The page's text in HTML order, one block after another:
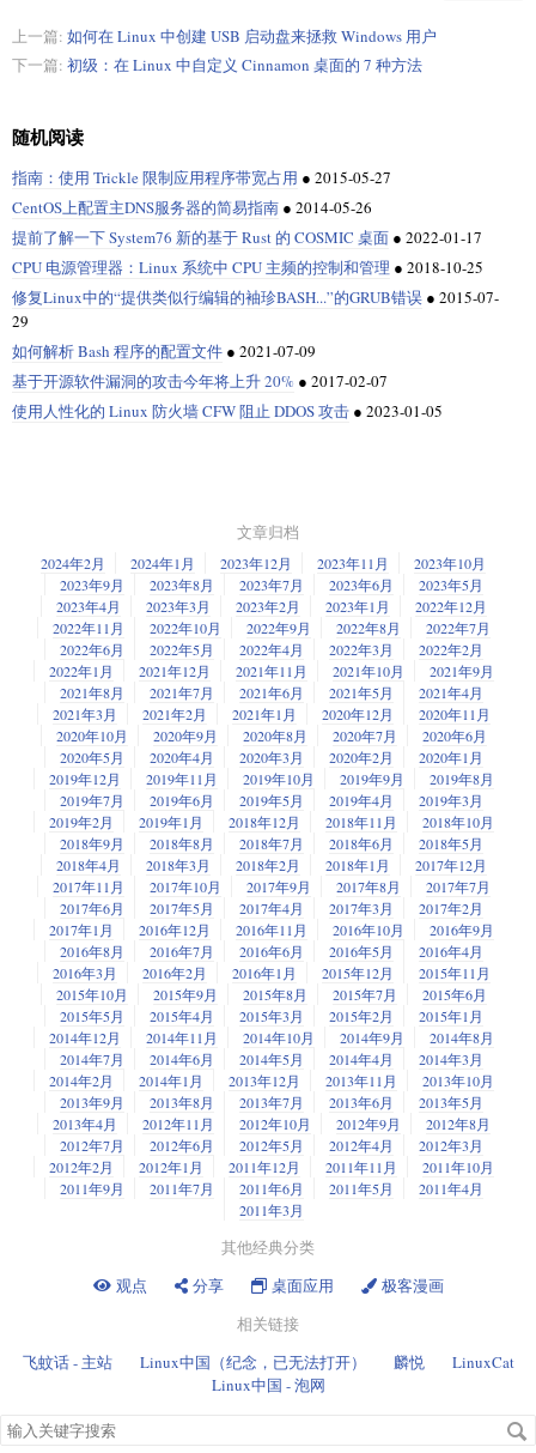
上一篇: 如何在 Linux 中创建 USB 启动盘来拯救 Windows 用户
下一篇: 初级：在 Linux 中自定义 Cinnamon 桌面的 7 种方法
随机阅读
指南：使用 Trickle 限制应用程序带宽占用 ● 2015-05-27
CentOS上配置主DNS服务器的简易指南 ● 2014-05-26
提前了解一下 System76 新的基于 Rust 的 COSMIC 桌面 ● 2022-01-17
CPU 电源管理器：Linux 系统中 CPU 主频的控制和管理 ● 2018-10-25
修复Linux中的“提供类似行编辑的袖珍BASH...”的GRUB错误 ● 2015-07-
29
如何解析 Bash 程序的配置文件 ● 2021-07-09
基于开源软件漏洞的攻击今年将上升 20% ● 2017-02-07
使用人性化的 Linux 防火墙 CFW 阻止 DDOS 攻击 ● 2023-01-05
文章归档
2024年2月 2024年1月 2023年12月 2023年11月
2023年10月
2023年9月
2023年8月 2023年7月 2023年6月
2023年5月
2023年4月
2023年3月 2023年2月 2023年1月
2022年12月
2022年11月
2022年10月 2022年9月 2022年8月
2022年7月
2022年6月
2022年5月 2022年4月 2022年3月
2022年2月
2022年1月
2021年12月 2021年11月 2021年10月
2021年9月
2021年8月
2021年7月 2021年6月 2021年5月
2021年4月
2021年3月
2021年2月 2021年1月 2020年12月
2020年11月
2020年10月
2020年9月 2020年8月 2020年7月
2020年6月
2020年5月
2020年4月 2020年3月 2020年2月
2020年1月
2019年12月
2019年11月 2019年10月 2019年9月
2019年8月
2019年7月
2019年6月 2019年5月 2019年4月
2019年3月
2019年2月
2019年1月 2018年12月 2018年11月
2018年10月
2018年9月
2018年8月 2018年7月 2018年6月
2018年5月
2018年4月
2018年3月 2018年2月 2018年1月
2017年12月
2017年11月
2017年10月 2017年9月 2017年8月
2017年7月
2017年6月
2017年5月 2017年4月 2017年3月
2017年2月
2017年1月
2016年12月 2016年11月 2016年10月
2016年9月
2016年8月
2016年7月 2016年6月 2016年5月
2016年4月
2016年3月
2016年2月 2016年1月 2015年12月
2015年11月
2015年10月
2015年9月 2015年8月 2015年7月
2015年6月
2015年5月
2015年4月 2015年3月 2015年2月
2015年1月
2014年12月
2014年11月 2014年10月 2014年9月
2014年8月
2014年7月
2014年6月 2014年5月 2014年4月
2014年3月
2014年2月
2014年1月 2013年12月 2013年11月
2013年10月
2013年9月
2013年8月 2013年7月 2013年6月
2013年5月
2013年4月
2012年11月 2012年10月 2012年9月
2012年8月
2012年7月
2012年6月 2012年5月 2012年4月
2012年3月
2012年2月
2012年1月 2011年12月 2011年11月
2011年10月
2011年9月
2011年7月 2011年6月 2011年5月
2011年4月
2011年3月
其他经典分类
观点
分享 桌面应用
极客漫画
相关链接
飞蚊话 - 主站
Linux中国（纪念，已无法打开） 麟悦
LinuxCat
Linux中国 - 泡网
搜